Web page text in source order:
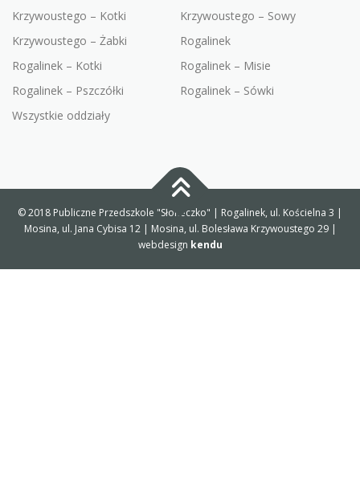
Krzywoustego – Kotki
Krzywoustego – Sowy
Krzywoustego – Żabki
Rogalinek
Rogalinek – Kotki
Rogalinek – Misie
Rogalinek – Pszczółki
Rogalinek – Sówki
Wszystkie oddziały
© 2018 Publiczne Przedszkole "Słoneczko" | Rogalinek, ul. Kościelna 3 |
Mosina, ul. Jana Cybisa 12 | Mosina, ul. Bolesława Krzywoustego 29 |
webdesign kendu